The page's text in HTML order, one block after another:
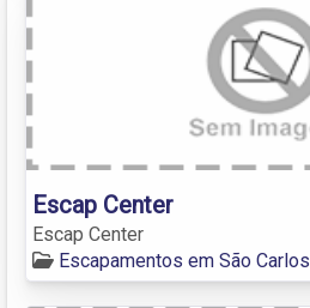
Escap Center
Escap Center
Escapamentos em São Carlos